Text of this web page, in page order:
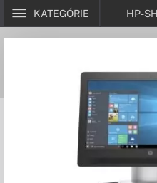
KATEGÓRIE HP-